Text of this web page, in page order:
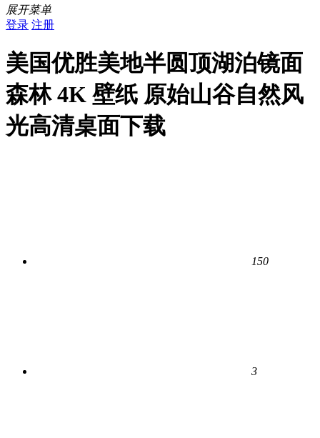
展开菜单
登录 注册
美国优胜美地半圆顶湖泊镜面
森林 4K 壁纸 原始山谷自然风
光高清桌面下载
150
3